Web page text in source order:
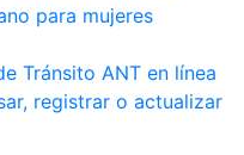
para mujeres
Tránsito ANT en línea
registrar o actualizar